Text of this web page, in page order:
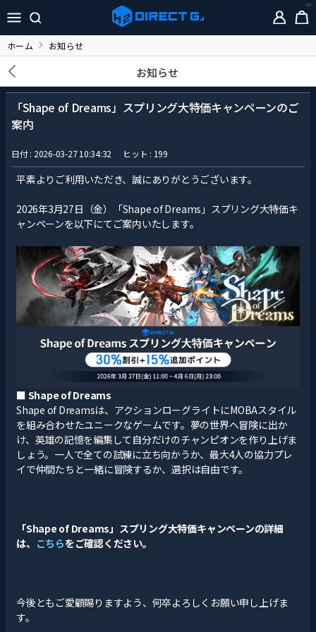
ホーム お知らせ
お知らせ
「Shape of Dreams」スプリング大特価キャンペーンのご
案内
日付 : 2026-03-27 10:34:32 ヒット : 199
平素よりご利用いただき、誠にありがとうございます。
2026年3月27日（金）「Shape of Dreams」スプリング大特価キ
ャンペーンを以下にてご案内いたします。
■ Shape of Dreams
Shape of Dreamsは、アクションローグライトにMOBAスタイル
を組み合わせたユニークなゲームです。夢の世界へ冒険に出か
け、英雄の記憶を編集して自分だけのチャンピオンを作り上げま
しょう。一人で全ての試練に立ち向かうか、最大4人の協力プレ
イで仲間たちと一緒に冒険するか、選択は自由です。
「Shape of Dreams」スプリング大特価キャンペーンの詳細
は、 こちらをご確認ください。
今後ともご愛顧賜りますよう、何卒よろしくお願い申し上げま
す。